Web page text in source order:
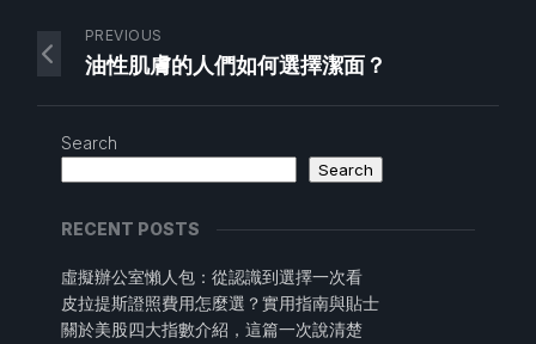
PREVIOUS
油性肌膚的人們如何選擇潔面？
Search
Search
RECENT POSTS
虛擬辦公室懶人包：從認識到選擇一次看
皮拉提斯證照費用怎麼選？實用指南與貼士
關於美股四大指數介紹，這篇一次說清楚